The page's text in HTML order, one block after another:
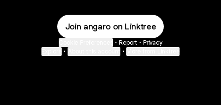
Join angaro on Linktree
• Report • Privacy
• •